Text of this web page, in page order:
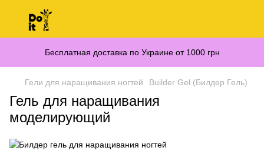
Бесплатная доставка по Украине от 1000 грн
Гели для наращивания ногтей Builder Gel (Билдер Гель)
Гель для наращивания
моделирующий